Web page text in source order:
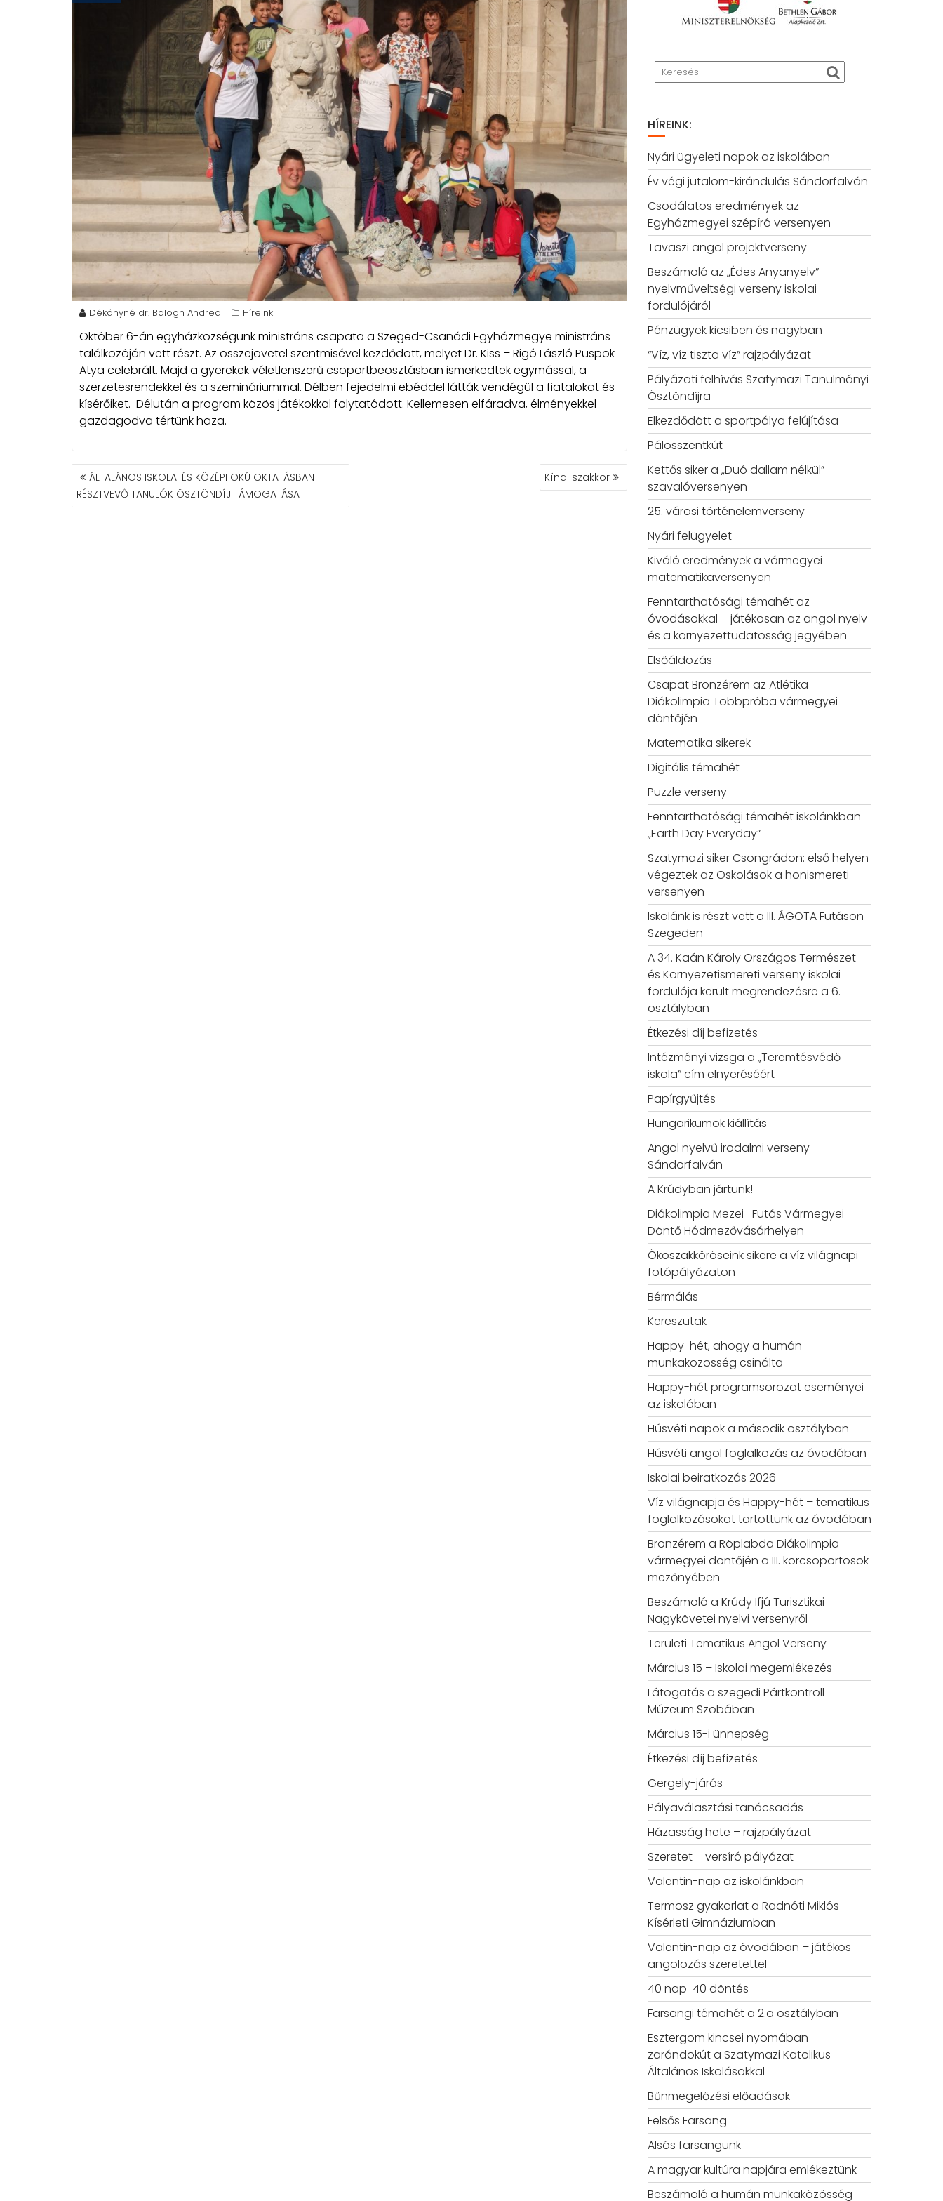
Dékányné dr. Balogh Andrea Híreink
Október 6-án egyházközségünk ministráns csapata a Szeged-Csanádi Egyházmegye ministráns
találkozóján vett részt. Az összejövetel szentmisével kezdődött, melyet Dr. Kiss – Rigó László Püspök
Atya celebrált. Majd a gyerekek véletlenszerű csoportbeosztásban ismerkedtek egymással, a
szerzetesrendekkel és a szemináriummal. Délben fejedelmi ebéddel látták vendégül a fiatalokat és
kísérőiket. Délután a program közös játékokkal folytatódott. Kellemesen elfáradva, élményekkel
gazdagodva tértünk haza.
BEJEGYZÉS
NAVIGÁCIÓ
ÁLTALÁNOS ISKOLAI ÉS KÖZÉPFOKÚ OKTATÁSBAN
RÉSZTVEVŐ TANULÓK ÖSZTÖNDÍJ TÁMOGATÁSA
Kínai szakkör
HÍREINK:
Nyári ügyeleti napok az iskolában
Év végi jutalom-kirándulás Sándorfalván
Csodálatos eredmények az
Egyházmegyei szépíró versenyen
Tavaszi angol projektverseny
Beszámoló az „Édes Anyanyelv”
nyelvműveltségi verseny iskolai
fordulójáról
Pénzügyek kicsiben és nagyban
“Víz, víz tiszta víz” rajzpályázat
Pályázati felhívás Szatymazi Tanulmányi
Ösztöndíjra
Elkezdődött a sportpálya felújítása
Pálosszentkút
Kettős siker a „Duó dallam nélkül”
szavalóversenyen
25. városi történelemverseny
Nyári felügyelet
Kiváló eredmények a vármegyei
matematikaversenyen
Fenntarthatósági témahét az
óvodásokkal – játékosan az angol nyelv
és a környezettudatosság jegyében
Elsőáldozás
Csapat Bronzérem az Atlétika
Diákolimpia Többpróba vármegyei
döntőjén
Matematika sikerek
Digitális témahét
Puzzle verseny
Fenntarthatósági témahét iskolánkban –
„Earth Day Everyday”
Szatymazi siker Csongrádon: első helyen
végeztek az Oskolások a honismereti
versenyen
Iskolánk is részt vett a III. ÁGOTA Futáson
Szegeden
A 34. Kaán Károly Országos Természet-
és Környezetismereti verseny iskolai
fordulója került megrendezésre a 6.
osztályban
Étkezési díj befizetés
Intézményi vizsga a „Teremtésvédő
iskola” cím elnyeréséért
Papírgyűjtés
Hungarikumok kiállítás
Angol nyelvű irodalmi verseny
Sándorfalván
A Krúdyban jártunk!
Diákolimpia Mezei- Futás Vármegyei
Döntő Hódmezővásárhelyen
Ökoszakköröseink sikere a víz világnapi
fotópályázaton
Bérmálás
Kereszutak
Happy-hét, ahogy a humán
munkaközösség csinálta
Happy-hét programsorozat eseményei
az iskolában
Húsvéti napok a második osztályban
Húsvéti angol foglalkozás az óvodában
Iskolai beiratkozás 2026
Víz világnapja és Happy-hét – tematikus
foglalkozásokat tartottunk az óvodában
Bronzérem a Röplabda Diákolimpia
vármegyei döntőjén a III. korcsoportosok
mezőnyében
Beszámoló a Krúdy Ifjú Turisztikai
Nagykövetei nyelvi versenyről
Területi Tematikus Angol Verseny
Március 15 – Iskolai megemlékezés
Látogatás a szegedi Pártkontroll
Múzeum Szobában
Március 15-i ünnepség
Étkezési díj befizetés
Gergely-járás
Pályaválasztási tanácsadás
Házasság hete – rajzpályázat
Szeretet – versíró pályázat
Valentin-nap az iskolánkban
Termosz gyakorlat a Radnóti Miklós
Kísérleti Gimnáziumban
Valentin-nap az óvodában – játékos
angolozás szeretettel
40 nap-40 döntés
Farsangi témahét a 2.a osztályban
Esztergom kincsei nyomában
zarándokút a Szatymazi Katolikus
Általános Iskolásokkal
Bűnmegelőzési előadások
Felsős Farsang
Alsós farsangunk
A magyar kultúra napjára emlékeztünk
Beszámoló a humán munkaközösség